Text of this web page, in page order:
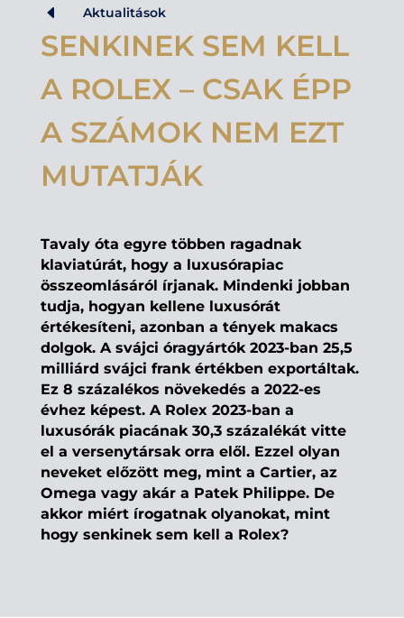
D Aktualitások
SENKINEK SEM KELL
A ROLEX – CSAK ÉPP
A SZÁMOK NEM EZT
MUTATJÁK
Tavaly óta egyre többen ragadnak
klaviatúrát, hogy a luxusórapiac
összeomlásáról írjanak. Mindenki jobban
tudja, hogyan kellene luxusórát
értékesíteni, azonban a tények makacs
dolgok. A svájci óragyártók 2023-ban 25,5
milliárd svájci frank értékben exportáltak.
Ez 8 százalékos növekedés a 2022-es
évhez képest. A Rolex 2023-ban a
luxusórák piacának 30,3 százalékát vitte
el a versenytársak orra elől. Ezzel olyan
neveket előzött meg, mint a Cartier, az
Omega vagy akár a Patek Philippe. De
akkor miért írogatnak olyanokat, mint
hogy senkinek sem kell a Rolex?